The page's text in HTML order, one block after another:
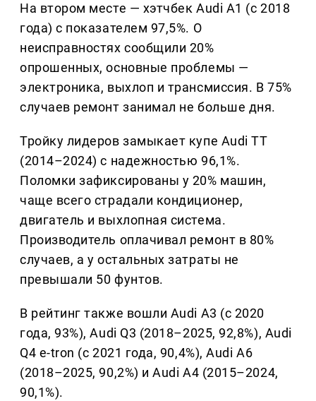
На втором месте — хэтчбек Audi A1 (с 2018
года) с показателем 97,5%. О
неисправностях сообщили 20%
опрошенных, основные проблемы —
электроника, выхлоп и трансмиссия. В 75%
случаев ремонт занимал не больше дня.
Тройку лидеров замыкает купе Audi TT
(2014–2024) с надежностью 96,1%.
Поломки зафиксированы у 20% машин,
чаще всего страдали кондиционер,
двигатель и выхлопная система.
Производитель оплачивал ремонт в 80%
случаев, а у остальных затраты не
превышали 50 фунтов.
В рейтинг также вошли Audi A3 (с 2020
года, 93%), Audi Q3 (2018–2025, 92,8%), Audi
Q4 e-tron (с 2021 года, 90,4%), Audi A6
(2018–2025, 90,2%) и Audi A4 (2015–2024,
90,1%).